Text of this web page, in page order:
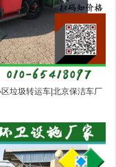
垃圾转运车|北京保洁车厂